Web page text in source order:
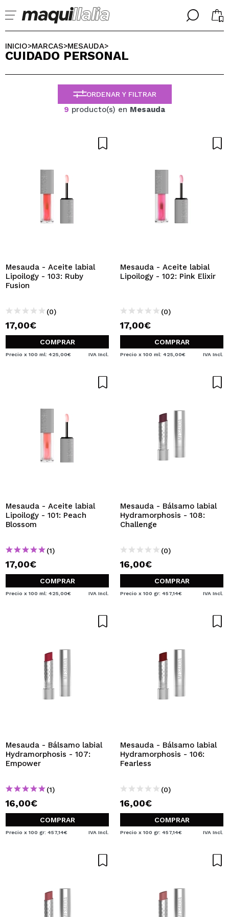
╳
Ya soy #maquilover, tengo cuenta
No tengo cuenta aquí
tus compras rápidamente, revisar el estado de tus
pedidos y consultar tus operaciones anteriores.
CREAR CUENTA
╳
SELECCIONA TU IDIOMA
ESPAÑOL
ENGLISH
FRANCES
ALEMAN
INICIO>MARCAS>MESAUDA>
CUIDADO PERSONAL
ORDENAR Y FILTRAR
9 producto(s) en Mesauda
Mesauda - Aceite labial
Lipoilogy - 103: Ruby
Fusion
(0)
17,00€
COMPRAR
Precio x 100 ml: 425,00€ IVA Incl.
Mesauda - Aceite labial
Lipoilogy - 102: Pink Elixir
(0)
17,00€
COMPRAR
Precio x 100 ml: 425,00€ IVA Incl.
Mesauda - Aceite labial
Lipoilogy - 101: Peach
Blossom
(1)
17,00€
COMPRAR
Precio x 100 ml: 425,00€ IVA Incl.
Mesauda - Bálsamo labial
Hydramorphosis - 108:
Challenge
(0)
16,00€
COMPRAR
Precio x 100 gr: 457,14€ IVA Incl.
Mesauda - Bálsamo labial
Hydramorphosis - 107:
Empower
(1)
16,00€
COMPRAR
Precio x 100 gr: 457,14€ IVA Incl.
Mesauda - Bálsamo labial
Hydramorphosis - 106:
Fearless
(0)
16,00€
COMPRAR
Precio x 100 gr: 457,14€ IVA Incl.